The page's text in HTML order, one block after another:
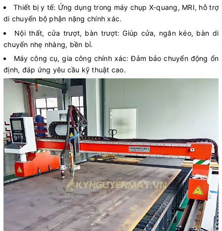
Thiết bị y tế: Ứng dụng trong máy chụp X-quang, MRI, hỗ trợ
di chuyển bộ phận nặng chính xác.
Nội thất, cửa trượt, bàn trượt: Giúp cửa, ngăn kéo, bàn di
chuyển nhẹ nhàng, bền bỉ.
Máy công cụ, gia công chính xác: Đảm bảo chuyển động ổn
định, đáp ứng yêu cầu kỹ thuật cao.